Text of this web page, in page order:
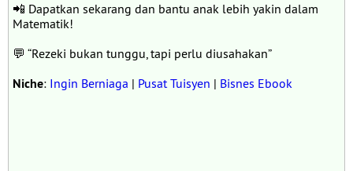
📲 Dapatkan sekarang dan bantu anak lebih yakin dalam
Matematik!
💬 “Rezeki bukan tunggu, tapi perlu diusahakan”
Niche: Ingin Berniaga | Pusat Tuisyen | Bisnes Ebook